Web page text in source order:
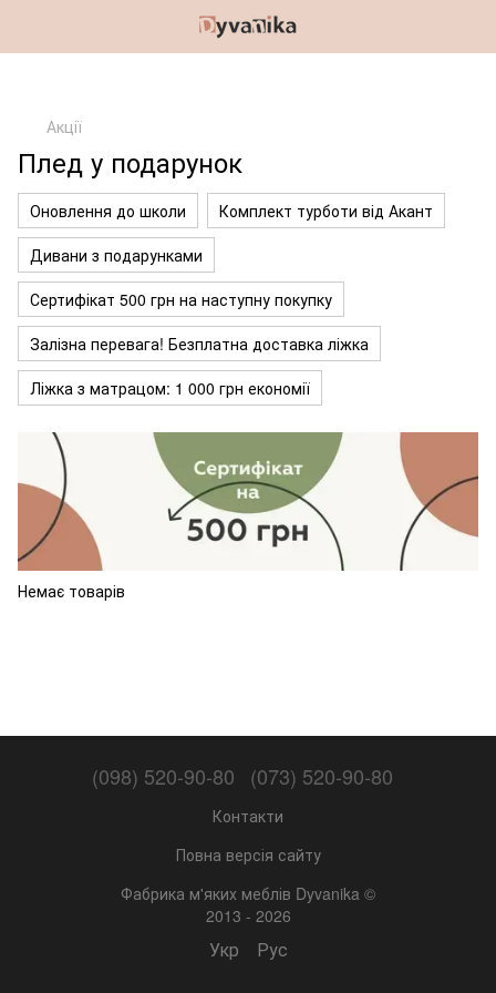
Акції
Плед у подарунок
Оновлення до школи
Комплект турботи від Акант
Дивани з подарунками
Сертифікат 500 грн на наступну покупку
Залізна перевага! Безплатна доставка ліжка
Ліжка з матрацом: 1 000 грн економії
Немає товарів
(098) 520-90-80 (073) 520-90-80
Контакти
Повна версія сайту
Фабрика м'яких меблів Dyvanika ©
2013 - 2026
Укр Рус